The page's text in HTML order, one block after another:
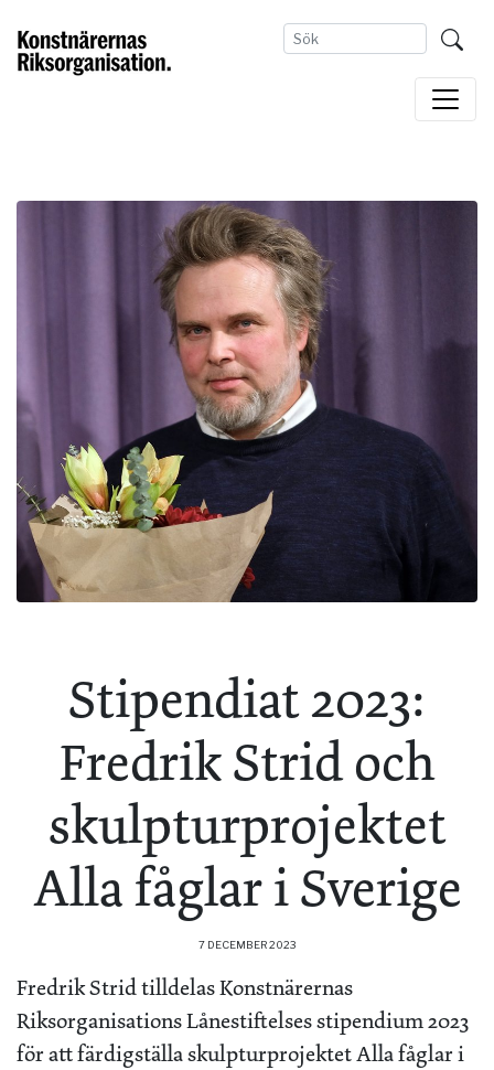
Stipendiat 2023:
Fredrik Strid och
skulpturprojektet
Alla fåglar i Sverige
7 DECEMBER 2023
Fredrik Strid tilldelas Konstnärernas
Riksorganisations Lånestiftelses stipendium 2023
för att färdigställa skulpturprojektet Alla fåglar i